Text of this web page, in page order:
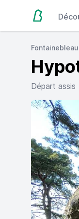
Fontainebleau
Départ assis